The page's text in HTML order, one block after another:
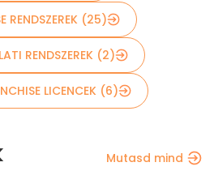
RENDSZEREK (25)
RENDSZEREK (2)
LICENCEK (6)
Mutasd mind